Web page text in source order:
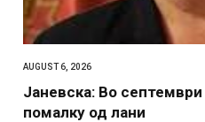
AUGUST 6, 2026
Јаневска: Во
помалку од лани